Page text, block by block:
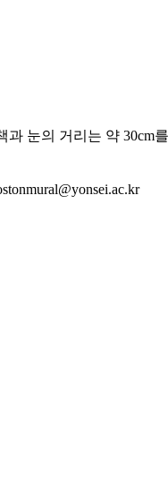
과 눈의 거리는 약